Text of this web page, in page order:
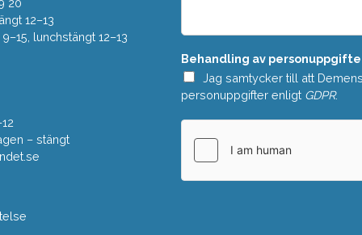
20
12–13
lunchstängt 12–13
– stängt
a
d
e
*
Behandling av
Jag samtycker till att
personuppgifter enligt GDPR.